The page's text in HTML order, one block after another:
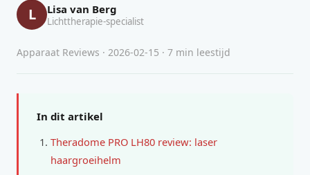
L Lisa van Berg
Lichttherapie-specialist
Apparaat Reviews · 2026-02-15 · 7 min leestijd
In dit artikel
Theradome PRO LH80 review: laser
haargroeihelm